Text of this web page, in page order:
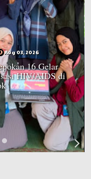
Aug 03, 2026
16 Gelar
HIV/AIDS di